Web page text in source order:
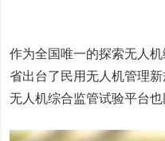
作为全国唯一的探索无人
省出台了民用无人机管理
无人机综合监管试验平台也